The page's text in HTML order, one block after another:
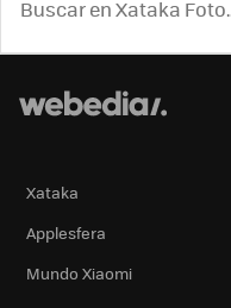
Xataka
Applesfera
Mundo Xiaomi